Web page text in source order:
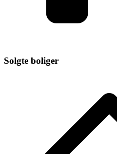
Solgte boliger